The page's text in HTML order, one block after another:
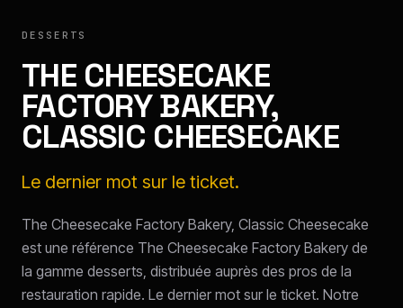
DESSERTS
THE CHEESECAKE
FACTORY BAKERY,
CLASSIC CHEESECAKE
Le dernier mot sur le ticket.
The Cheesecake Factory Bakery, Classic Cheesecake
est une référence The Cheesecake Factory Bakery de
la gamme desserts, distribuée auprès des pros de la
restauration rapide. Le dernier mot sur le ticket. Notre